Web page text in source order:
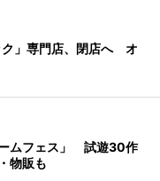
ク」専門店、閉店へ オ
ムフェス」 試遊30作
物販も